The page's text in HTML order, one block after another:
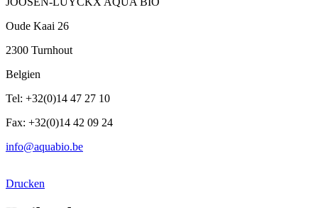
Oude Kaai 26
2300 Turnhout
Belgien
Tel: +32(0)14 47 27 10
Fax: +32(0)14 42 09 24
info@aquabio.be
Drucken